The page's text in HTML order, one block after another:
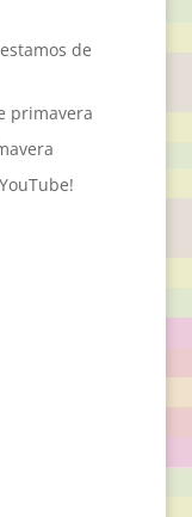
de
primavera